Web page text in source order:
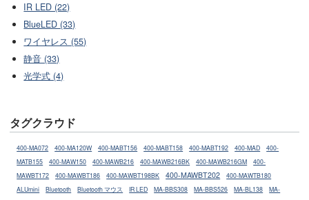
IR LED (22)
BlueLED (33)
ワイヤレス (55)
静音 (33)
光学式 (4)
タグクラウド
400-MA072 400-MA120W 400-MABT156 400-MABT158 400-MABT192 400-MAD
400-
MATB155
400-MAW150 400-MAWB216 400-MAWB216BK 400-MAWB216GM
400-
MAWBT172
400-MAWBT186 400-MAWBT198BK 400-MAWBT202
400-MAWTB180
ALUmini
Bluetooth Bluetooth マウス IR LED MA-BBS308 MA-BBS526 MA-BL138
MA-